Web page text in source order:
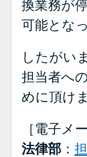
換業務が
可能とな
したがい
担当者へ
めに頂け
［電子メ
法律部 ：